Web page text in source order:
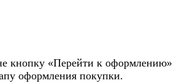
кнопку «Перейти к оформлению»
этапу оформления покупки.